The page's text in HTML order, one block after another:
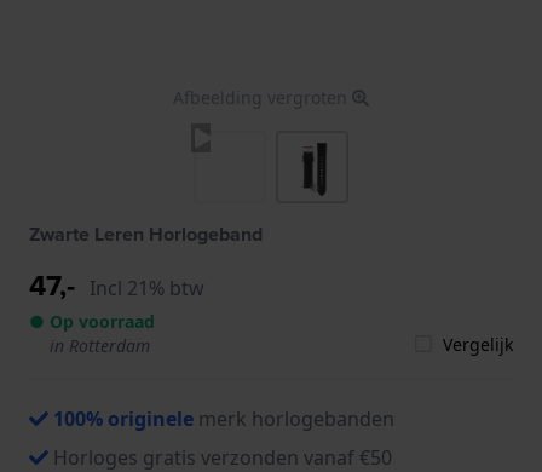
Afbeelding vergroten
Zwarte Leren Horlogeband
47,- Incl 21% btw
● Op voorraad
in Rotterdam
Vergelijk
100% originele merk horlogebanden
Horloges gratis verzonden vanaf €50